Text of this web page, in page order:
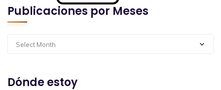
Publicaciones por Meses
Select Month
Dónde estoy